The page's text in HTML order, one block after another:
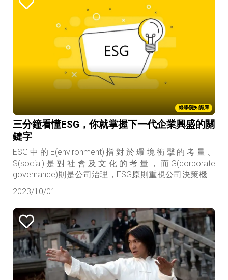
綠學院知識庫
三分鐘看懂ESG，你就掌握下一代企業興盛的關
鍵字
ESG中的E(environment)指對於環境衝擊的考量、
S(social)是對社會及文化的考量，而G(corporate
governance)則是公司治理，ESG原則重視公司決策機制
2023/10/01